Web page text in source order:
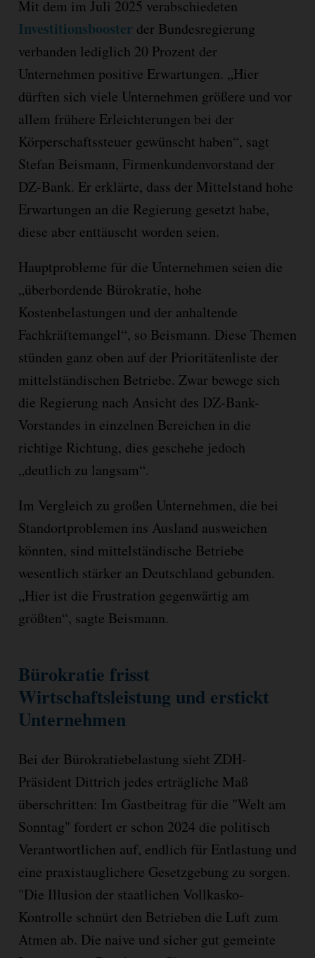
Mit dem im Juli 2025 verabschiedeten
Investitionsbooster der Bundesregierung
verbanden lediglich 20 Prozent der
Unternehmen positive Erwartungen. „Hier
dürften sich viele Unternehmen größere und vor
allem frühere Erleichterungen bei der
Körperschaftssteuer gewünscht haben“, sagt
Stefan Beismann, Firmenkundenvorstand der
DZ-Bank. Er erklärte, dass der Mittelstand hohe
Erwartungen an die Regierung gesetzt habe,
diese aber enttäuscht worden seien.
Hauptprobleme für die Unternehmen seien die
„überbordende Bürokratie, hohe
Kostenbelastungen und der anhaltende
Fachkräftemangel“, so Beismann. Diese Themen
stünden ganz oben auf der Prioritätenliste der
mittelständischen Betriebe. Zwar bewege sich
die Regierung nach Ansicht des DZ-Bank-
Vorstandes in einzelnen Bereichen in die
richtige Richtung, dies geschehe jedoch
„deutlich zu langsam“.
Im Vergleich zu großen Unternehmen, die bei
Standortproblemen ins Ausland ausweichen
könnten, sind mittelständische Betriebe
wesentlich stärker an Deutschland gebunden.
„Hier ist die Frustration gegenwärtig am
größten“, sagte Beismann.
Bürokratie frisst
Wirtschaftsleistung und erstickt
Unternehmen
Bei der Bürokratiebelastung sieht ZDH-
Präsident Dittrich jedes erträgliche Maß
überschritten: Im Gastbeitrag für die "Welt am
Sonntag" fordert er schon 2024 die politisch
Verantwortlichen auf, endlich für Entlastung und
eine praxistauglichere Gesetzgebung zu sorgen.
"Die Illusion der staatlichen Vollkasko-
Kontrolle schnürt den Betrieben die Luft zum
Atmen ab. Die naive und sicher gut gemeinte